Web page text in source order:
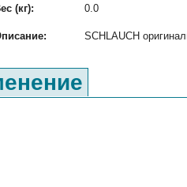
(кг): 0.0
SCHLAUCH